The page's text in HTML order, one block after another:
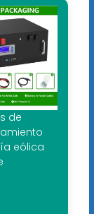
de
eólica